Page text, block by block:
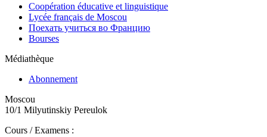
Coopération éducative et linguistique
Lycée français de Moscou
Поехать учиться во Францию
Bourses
Médiathèque
Abonnement
Moscou
10/1 Milyutinskiy Pereulok
Cours / Examens :